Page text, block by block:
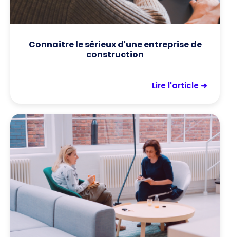
Connaitre le sérieux d'une entreprise de
construction
Lire l'article ➜